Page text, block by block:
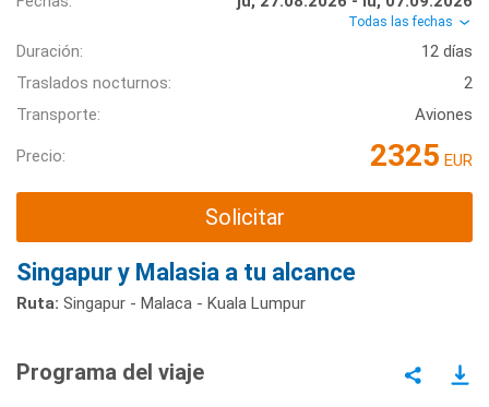
Todas las fechas
Duración:
12 días
Traslados nocturnos:
2
Transporte:
Aviones
Precio: 2325 EUR
Solicitar
Singapur y Malasia a tu alcance
Ruta: Singapur - Malaca - Kuala Lumpur
Programa del viaje